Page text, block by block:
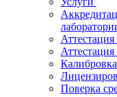
Поверка